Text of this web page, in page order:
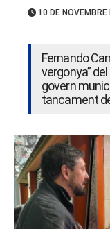
10 DE NOVEMBRE
Fernando
vergonya”
govern
tancament